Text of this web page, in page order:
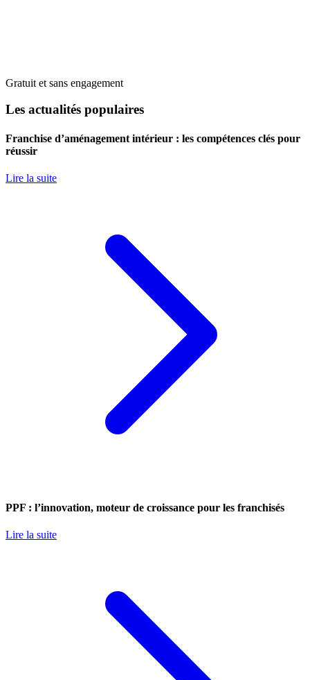
Gratuit et sans engagement
Les actualités populaires
Franchise d’aménagement intérieur : les compétences clés pour
réussir
Lire la suite
PPF : l’innovation, moteur de croissance pour les franchisés
Lire la suite